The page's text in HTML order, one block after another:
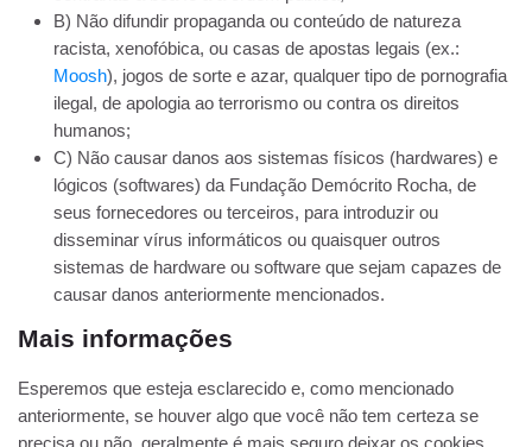
B) Não difundir propaganda ou conteúdo de natureza
racista, xenofóbica, ou casas de apostas legais (ex.:
Moosh), jogos de sorte e azar, qualquer tipo de pornografia
ilegal, de apologia ao terrorismo ou contra os direitos
humanos;
C) Não causar danos aos sistemas físicos (hardwares) e
lógicos (softwares) da Fundação Demócrito Rocha, de
seus fornecedores ou terceiros, para introduzir ou
disseminar vírus informáticos ou quaisquer outros
sistemas de hardware ou software que sejam capazes de
causar danos anteriormente mencionados.
Mais informações
Esperemos que esteja esclarecido e, como mencionado
anteriormente, se houver algo que você não tem certeza se
precisa ou não, geralmente é mais seguro deixar os cookies